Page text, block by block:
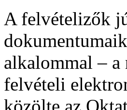
A felvételizők
alkalommal – a
felvételi
közölte az